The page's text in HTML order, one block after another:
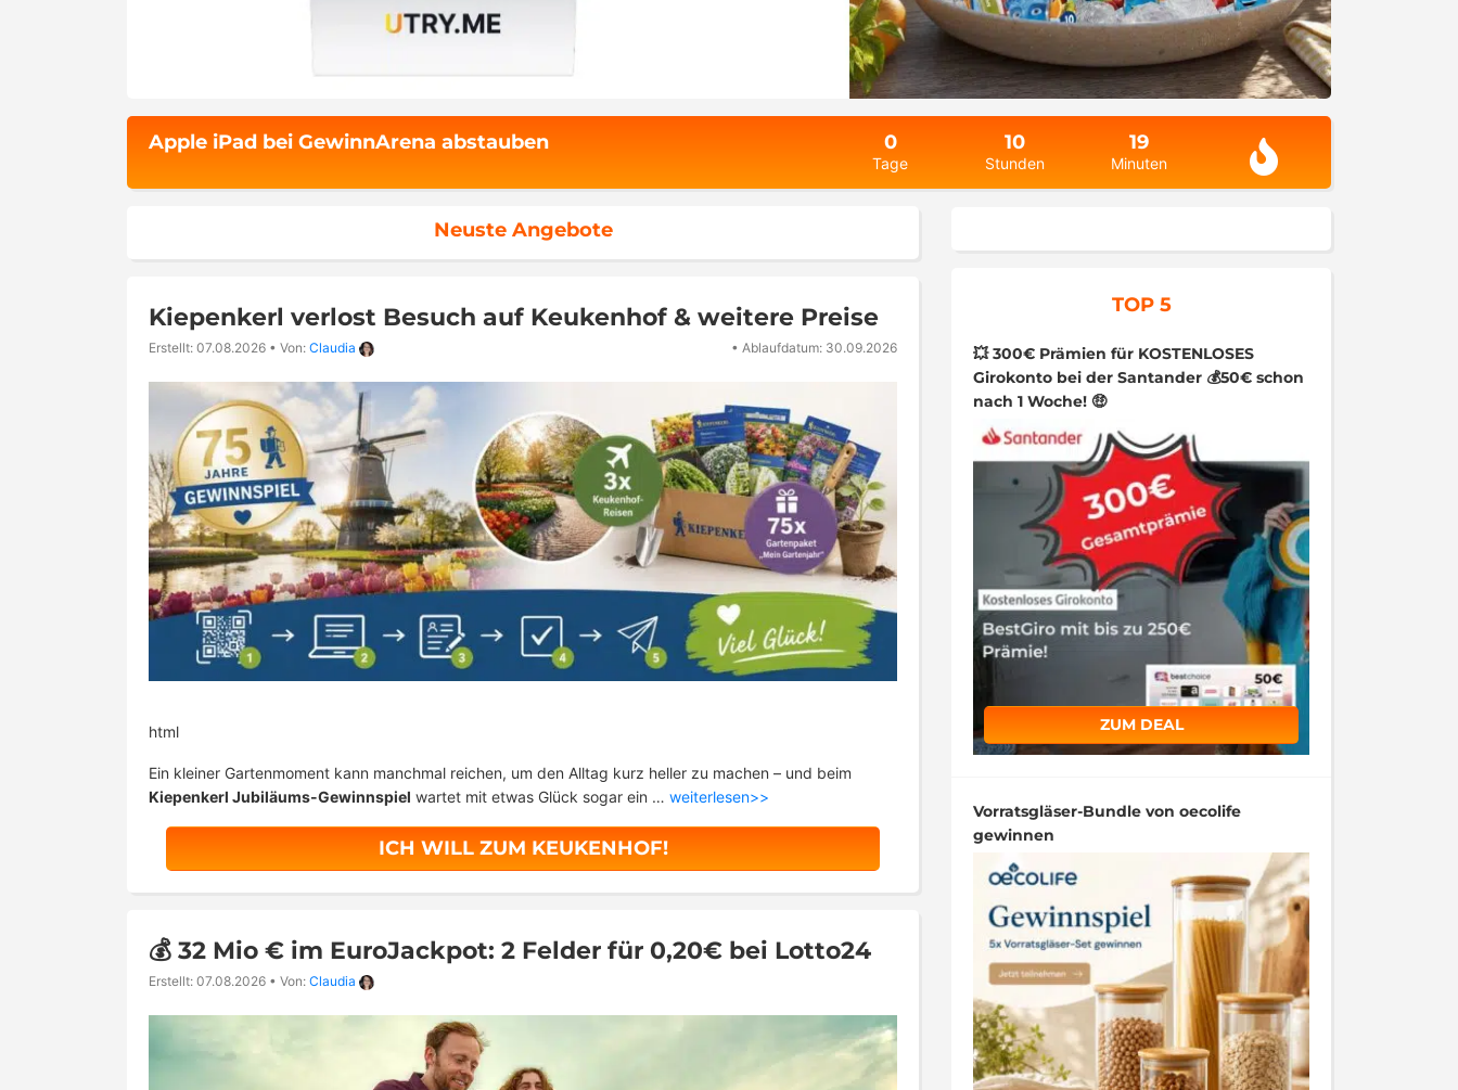
Apple iPad bei GewinnArena abstauben 0
Tage
10
Stunden
19
Minuten
Neuste Angebote
Kiepenkerl verlost Besuch auf Keukenhof & weitere Preise
Erstellt: 07.08.2026 • Von: Claudia • Ablaufdatum: 30.09.2026
html
Ein kleiner Gartenmoment kann manchmal reichen, um den Alltag kurz heller zu machen – und beim
Kiepenkerl Jubiläums-Gewinnspiel wartet mit etwas Glück sogar ein … weiterlesen>>
ICH WILL ZUM KEUKENHOF!
💰 32 Mio € im EuroJackpot: 2 Felder für 0,20€ bei Lotto24
Erstellt: 07.08.2026 • Von: Claudia
TOP 5
💥 300€ Prämien für KOSTENLOSES
Girokonto bei der Santander 💰50€ schon
nach 1 Woche! 🤑
ZUM DEAL
Vorratsgläser-Bundle von oecolife
gewinnen